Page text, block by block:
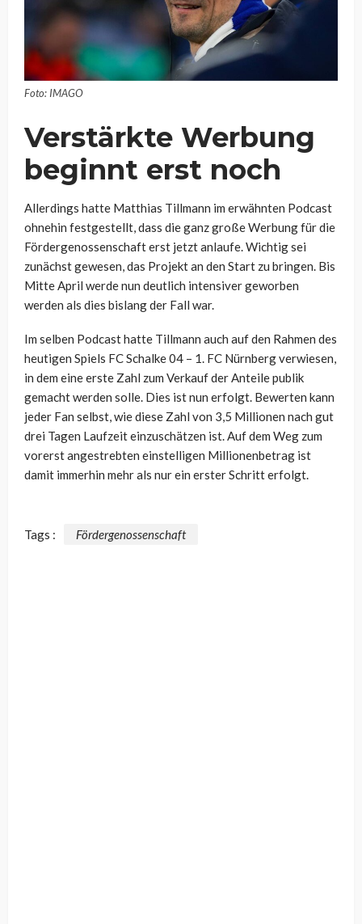
Foto: IMAGO
Verstärkte Werbung
beginnt erst noch
Allerdings hatte Matthias Tillmann im erwähnten Podcast
ohnehin festgestellt, dass die ganz große Werbung für die
Fördergenossenschaft erst jetzt anlaufe. Wichtig sei
zunächst gewesen, das Projekt an den Start zu bringen. Bis
Mitte April werde nun deutlich intensiver geworben
werden als dies bislang der Fall war.
Im selben Podcast hatte Tillmann auch auf den Rahmen des
heutigen Spiels FC Schalke 04 – 1. FC Nürnberg verwiesen,
in dem eine erste Zahl zum Verkauf der Anteile publik
gemacht werden solle. Dies ist nun erfolgt. Bewerten kann
jeder Fan selbst, wie diese Zahl von 3,5 Millionen nach gut
drei Tagen Laufzeit einzuschätzen ist. Auf dem Weg zum
vorerst angestrebten einstelligen Millionenbetrag ist
damit immerhin mehr als nur ein erster Schritt erfolgt.
Tags : Fördergenossenschaft